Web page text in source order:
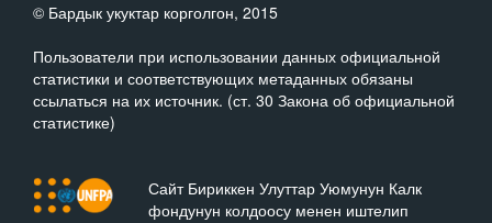
© Бардык укуктар корголгон, 2015
Пользователи при использовании данных официальной
статистики и соответствующих метаданных обязаны
ссылаться на их источник. (ст. 30 Закона об официальной
статистике)
Сайт Бириккен Улуттар Уюмунун Калк
фондунун колдоосу менен иштелип